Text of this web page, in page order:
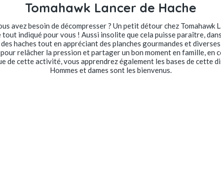
Tomahawk Lancer de Hache
avez besoin de décompresser ? Un petit détour chez Tomahawk
tout indiqué pour vous ! Aussi insolite que cela puisse paraître,
des haches tout en appréciant des planches gourmandes et
relâcher la pression et partager un bon moment en famille, en
de cette activité, vous apprendrez également les bases de cette
Hommes et dames sont les bienvenus.